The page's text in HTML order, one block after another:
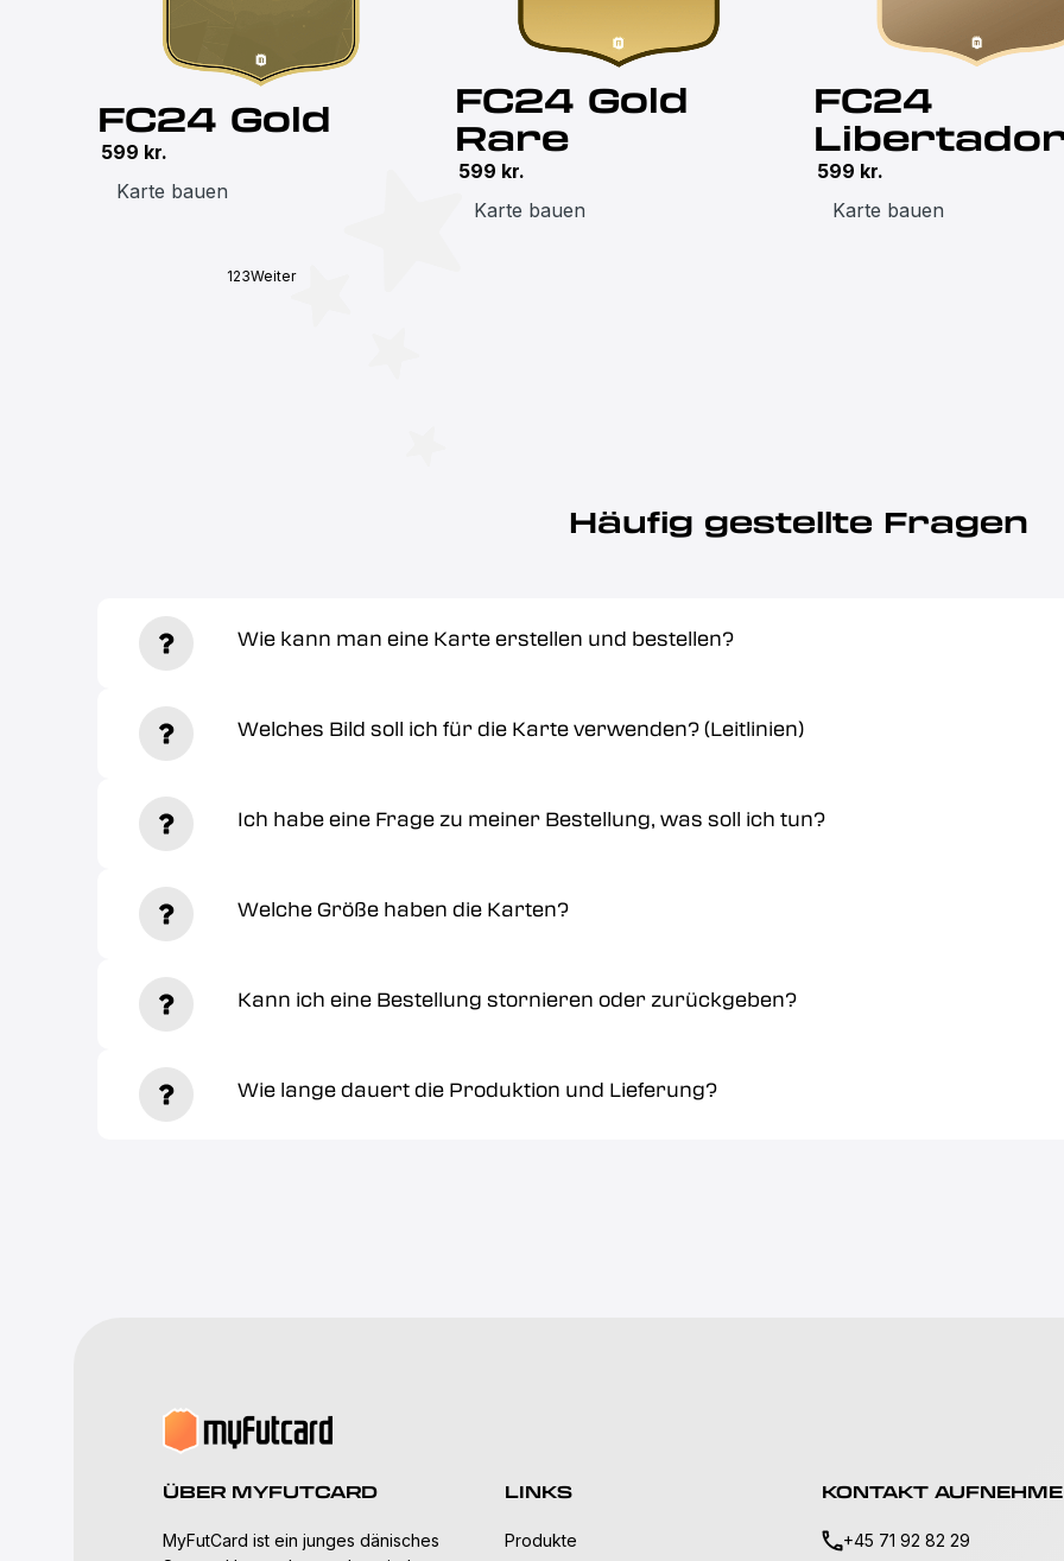
FC24 Gold
599 kr.
Karte bauen
FC24 Gold
Rare
599 kr.
Karte bauen
FC24
599 kr.
Karte bauen
123Weiter
Häufig gestellte Fragen
Wie kann man eine Karte erstellen und bestellen?
Welches Bild soll ich für die Karte verwenden? (Leitlinien)
Ich habe eine Frage zu meiner Bestellung, was soll ich tun?
Welche Größe haben die Karten?
Kann ich eine Bestellung stornieren oder zurückgeben?
Wie lange dauert die Produktion und Lieferung?
ÜBER MYFUTCARD
MyFutCard ist ein junges dänisches
LINKS
Produkte
KONTAKT
+45 71 92 82 29